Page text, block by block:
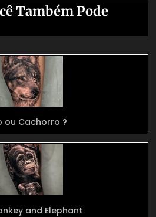
Também Pode
ou Cachorro ?
and Elephant